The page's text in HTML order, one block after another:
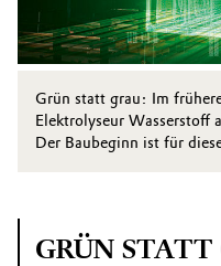
Grün statt grau: Im
Elektrolyseur Wasserstoff
Der Baubeginn ist für
GRÜN STATT